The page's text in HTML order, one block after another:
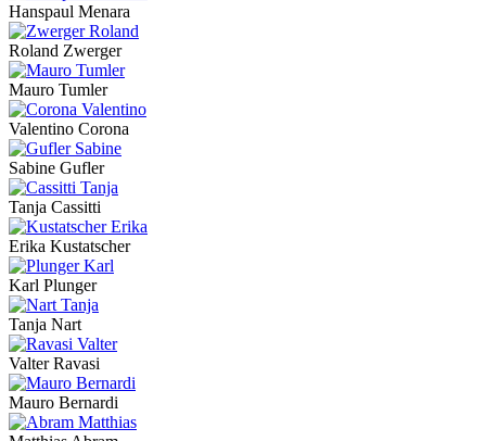
Hanspaul Menara
Roland Zwerger
Mauro Tumler
Valentino Corona
Sabine Gufler
Tanja Cassitti
Erika Kustatscher
Karl Plunger
Tanja Nart
Valter Ravasi
Mauro Bernardi